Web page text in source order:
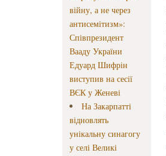
війну, а не через
антисемітизм»:
Співпрезидент
Вааду України
Едуард Шифрін
виступив на сесії
ВЄК у Женеві
На Закарпатті
відновлять
унікальну синагогу
у селі Великі